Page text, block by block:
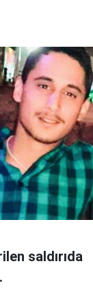
saldırıda